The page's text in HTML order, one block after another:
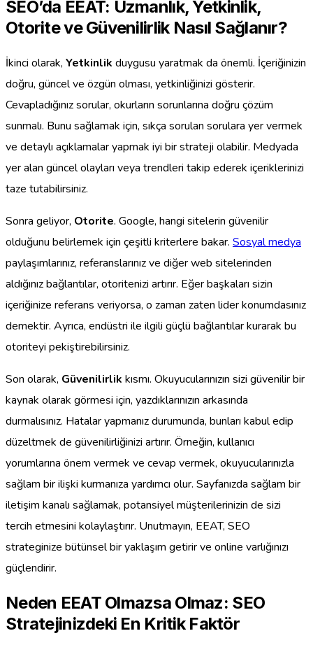
SEO’da EEAT: Uzmanlık, Yetkinlik,
Otorite ve Güvenilirlik Nasıl Sağlanır?
İkinci olarak, Yetkinlik duygusu yaratmak da önemli. İçeriğinizin
doğru, güncel ve özgün olması, yetkinliğinizi gösterir.
Cevapladığınız sorular, okurların sorunlarına doğru çözüm
sunmalı. Bunu sağlamak için, sıkça sorulan sorulara yer vermek
ve detaylı açıklamalar yapmak iyi bir strateji olabilir. Medyada
yer alan güncel olayları veya trendleri takip ederek içeriklerinizi
taze tutabilirsiniz.
Sonra geliyor, Otorite. Google, hangi sitelerin güvenilir
olduğunu belirlemek için çeşitli kriterlere bakar. Sosyal medya
paylaşımlarınız, referanslarınız ve diğer web sitelerinden
aldığınız bağlantılar, otoritenizi artırır. Eğer başkaları sizin
içeriğinize referans veriyorsa, o zaman zaten lider konumdasınız
demektir. Ayrıca, endüstri ile ilgili güçlü bağlantılar kurarak bu
otoriteyi pekiştirebilirsiniz.
Son olarak, Güvenilirlik kısmı. Okuyucularınızın sizi güvenilir bir
kaynak olarak görmesi için, yazdıklarınızın arkasında
durmalısınız. Hatalar yapmanız durumunda, bunları kabul edip
düzeltmek de güvenilirliğinizi artırır. Örneğin, kullanıcı
yorumlarına önem vermek ve cevap vermek, okuyucularınızla
sağlam bir ilişki kurmanıza yardımcı olur. Sayfanızda sağlam bir
iletişim kanalı sağlamak, potansiyel müşterilerinizin de sizi
tercih etmesini kolaylaştırır. Unutmayın, EEAT, SEO
strateginize bütünsel bir yaklaşım getirir ve online varlığınızı
güçlendirir.
Neden EEAT Olmazsa Olmaz: SEO
Stratejinizdeki En Kritik Faktör